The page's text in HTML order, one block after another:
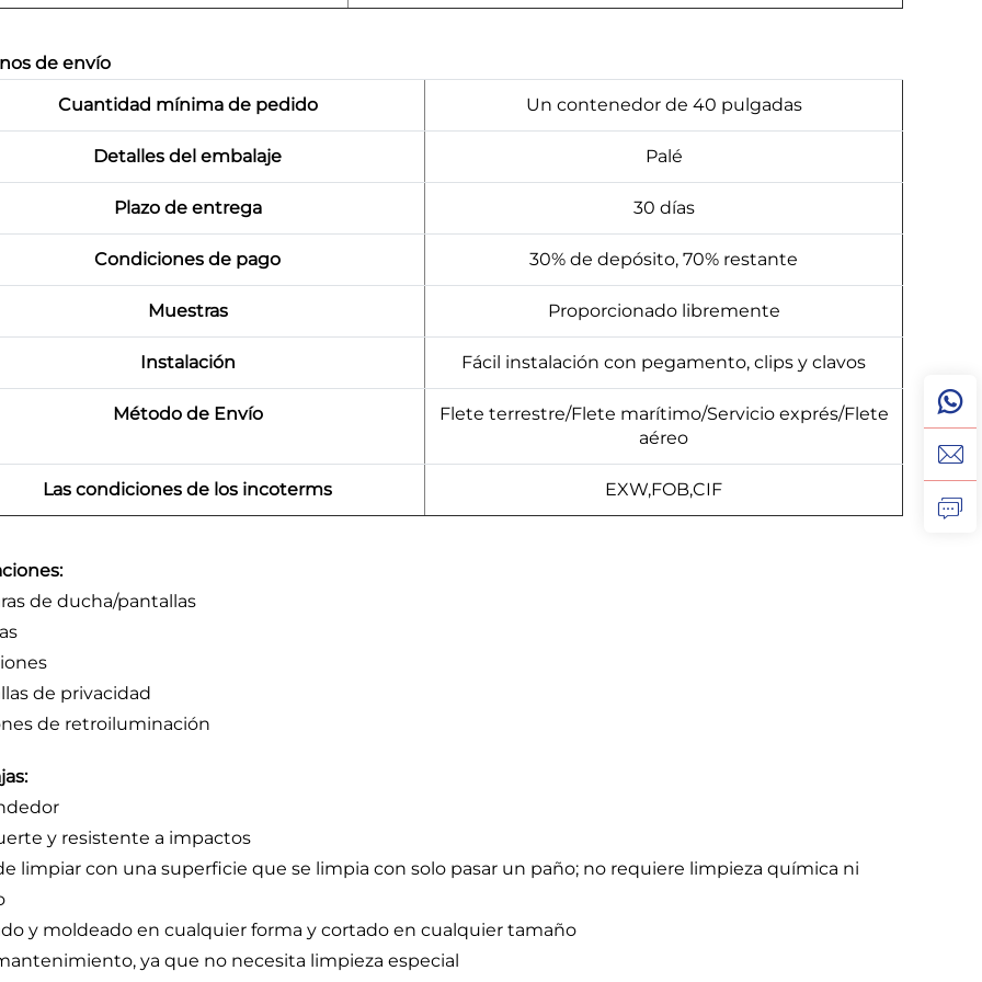
de envío
Cuantidad mínima de pedido
Un contenedor de 40 pulgadas
Detalles del embalaje Palé
Plazo de entrega 30 días
Condiciones de pago 30% de depósito, 70% restante
Muestras Proporcionado libremente
Instalación Fácil instalación con pegamento, clips y clavos
Método de Envío
Flete terrestre/Flete marítimo/Servicio exprés/Flete
aéreo
Las condiciones de los incoterms EXW,FOB,CIF
de ducha/pantallas
de privacidad
de retroiluminación
y resistente a impactos
limpiar con una superficie que se limpia con solo pasar un paño; no requiere limpieza química ni
y moldeado en cualquier forma y cortado en cualquier tamaño
ya que no necesita limpieza especial